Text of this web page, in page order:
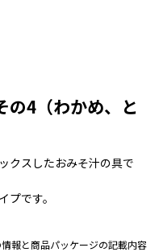
の4（わかめ、と
クスしたおみそ汁の具で
です。
報と商品パッケージの記載内容